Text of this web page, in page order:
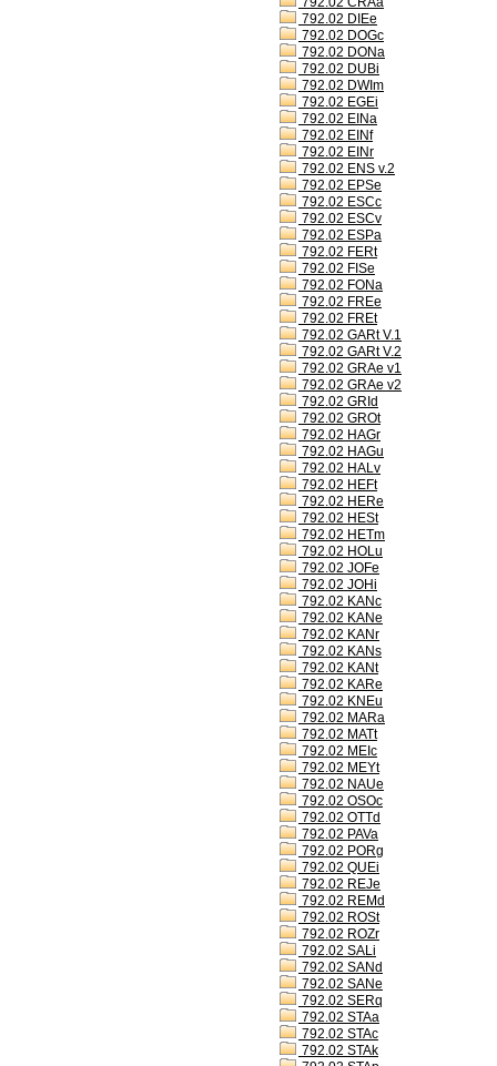
792.02 DIEe
792.02 DOGc
792.02 DONa
792.02 DUBi
792.02 DWIm
792.02 EGEi
792.02 EINa
792.02 EINf
792.02 EINr
792.02 ENS v.2
792.02 EPSe
792.02 ESCc
792.02 ESCv
792.02 ESPa
792.02 FERt
792.02 FISe
792.02 FONa
792.02 FREe
792.02 FREt
792.02 GARt V.1
792.02 GARt V.2
792.02 GRAe v1
792.02 GRAe v2
792.02 GRId
792.02 GROt
792.02 HAGr
792.02 HAGu
792.02 HALv
792.02 HEFt
792.02 HERe
792.02 HESt
792.02 HETm
792.02 HOLu
792.02 JOFe
792.02 JOHi
792.02 KANc
792.02 KANe
792.02 KANr
792.02 KANs
792.02 KANt
792.02 KARe
792.02 KNEu
792.02 MARa
792.02 MATt
792.02 MEIc
792.02 MEYt
792.02 NAUe
792.02 OSOc
792.02 OTTd
792.02 PAVa
792.02 PORg
792.02 QUEi
792.02 REJe
792.02 REMd
792.02 ROSt
792.02 ROZr
792.02 SALi
792.02 SANd
792.02 SANe
792.02 SERq
792.02 STAa
792.02 STAc
792.02 STAk